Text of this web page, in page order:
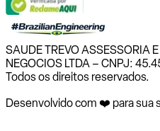
SAUDE TREVO ASSESSORIA
NEGOCIOS LTDA – CNPJ:
Todos os direitos reservados.
Desenvolvido com ❤️ para sua